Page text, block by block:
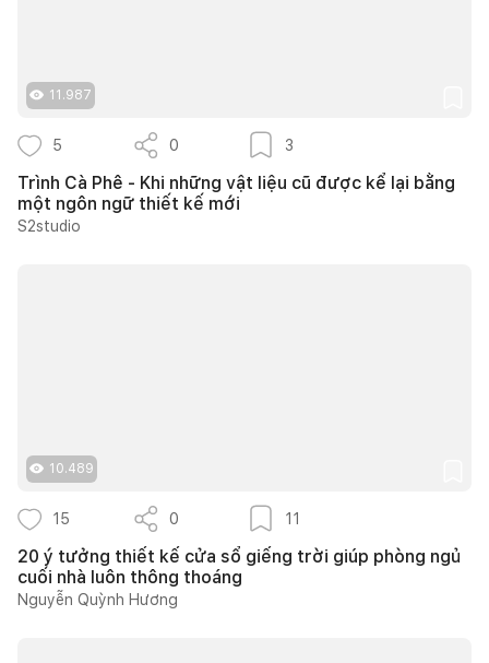
11.987
5 0 3
Trình Cà Phê - Khi những vật liệu cũ được kể lại bằng
một ngôn ngữ thiết kế mới
S2studio
10.489
15 0 11
20 ý tưởng thiết kế cửa sổ giếng trời giúp phòng ngủ
cuối nhà luôn thông thoáng
Nguyễn Quỳnh Hương